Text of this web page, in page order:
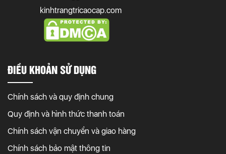
kinhtrangtricaocap.com
ĐIỀU KHOẢN SỬ DỤNG
Chính sách và quy định chung
Quy định và hình thức thanh toán
Chính sách vận chuyển và giao hàng
Chính sách bảo mật thông tin